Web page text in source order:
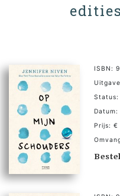
ISBN:
Status:
Prijs: €
Bestel